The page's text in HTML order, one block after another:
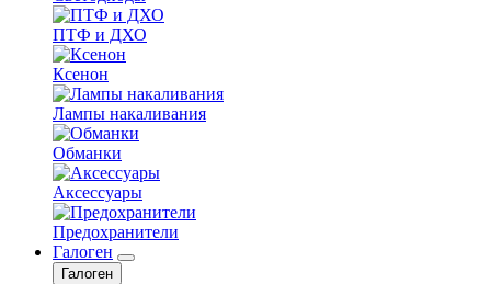
ПТФ и ДХО
Ксенон
Лампы накаливания
Обманки
Аксессуары
Предохранители
Галоген
Галоген